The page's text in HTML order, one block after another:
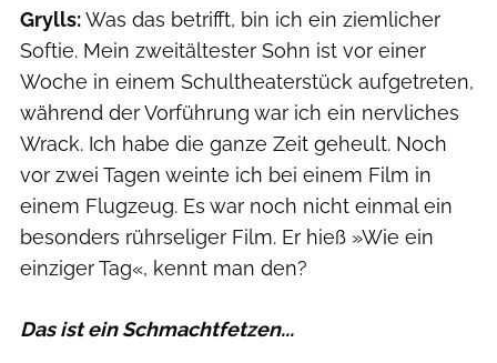
Grylls:Was das betrifft, bin ich ein ziemlicher
Softie. Mein zweitältester Sohn ist vor einer
Woche in einem Schultheaterstück aufgetreten,
während der Vorführung war ich ein nervliches
Wrack. Ich habe die ganze Zeit geheult. Noch
vor zwei Tagen weinte ich bei einem Film in
einem Flugzeug. Es war noch nicht einmal ein
besonders rührseliger Film. Er hieß »Wie ein
einziger Tag«, kennt man den?
Das ist ein Schmachtfetzen...